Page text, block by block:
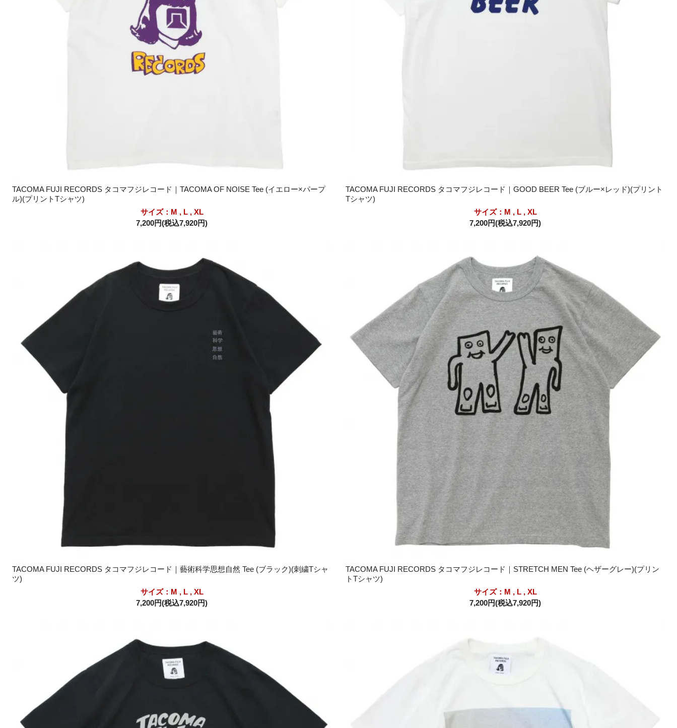
TACOMA FUJI RECORDS タコマフジレコード｜TACOMA OF NOISE Tee (イエロー×パープ
ル)(プリントTシャツ)
サイズ：M , L , XL
7,200円(税込7,920円)
TACOMA FUJI RECORDS タコマフジレコード｜GOOD BEER Tee (ブルー×レッド)(プリント
Tシャツ)
サイズ：M , L , XL
7,200円(税込7,920円)
TACOMA FUJI RECORDS タコマフジレコード｜藝術科学思想自然 Tee (ブラック)(刺繍Tシャ
ツ)
サイズ：M , L , XL
7,200円(税込7,920円)
TACOMA FUJI RECORDS タコマフジレコード｜STRETCH MEN Tee (ヘザーグレー)(プリン
トTシャツ)
サイズ：M , L , XL
7,200円(税込7,920円)